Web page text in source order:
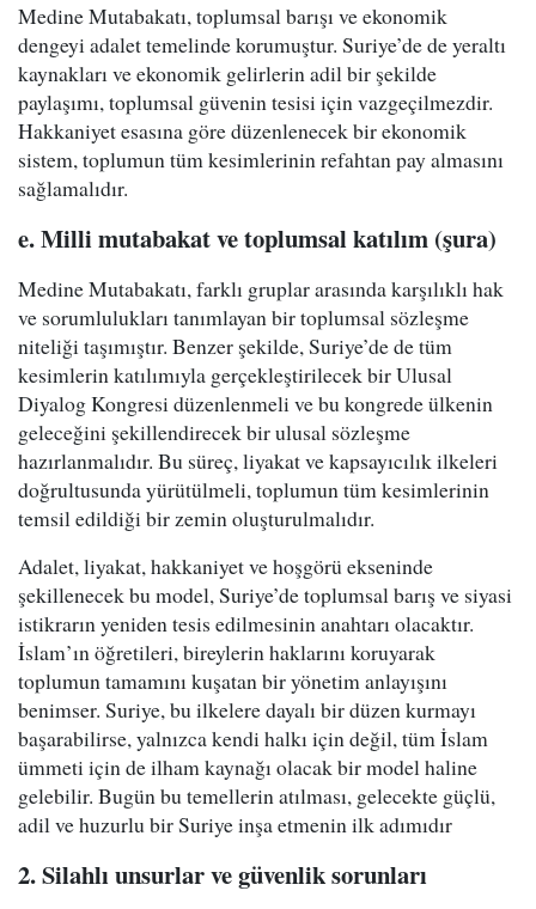
Medine Mutabakatı, toplumsal barışı ve ekonomik
dengeyi adalet temelinde korumuştur. Suriye’de de yeraltı
kaynakları ve ekonomik gelirlerin adil bir şekilde
paylaşımı, toplumsal güvenin tesisi için vazgeçilmezdir.
Hakkaniyet esasına göre düzenlenecek bir ekonomik
sistem, toplumun tüm kesimlerinin refahtan pay almasını
sağlamalıdır.
e. Milli mutabakat ve toplumsal katılım (şura)
Medine Mutabakatı, farklı gruplar arasında karşılıklı hak
ve sorumlulukları tanımlayan bir toplumsal sözleşme
niteliği taşımıştır. Benzer şekilde, Suriye’de de tüm
kesimlerin katılımıyla gerçekleştirilecek bir Ulusal
Diyalog Kongresi düzenlenmeli ve bu kongrede ülkenin
geleceğini şekillendirecek bir ulusal sözleşme
hazırlanmalıdır. Bu süreç, liyakat ve kapsayıcılık ilkeleri
doğrultusunda yürütülmeli, toplumun tüm kesimlerinin
temsil edildiği bir zemin oluşturulmalıdır.
Adalet, liyakat, hakkaniyet ve hoşgörü ekseninde
şekillenecek bu model, Suriye’de toplumsal barış ve siyasi
istikrarın yeniden tesis edilmesinin anahtarı olacaktır.
İslam’ın öğretileri, bireylerin haklarını koruyarak
toplumun tamamını kuşatan bir yönetim anlayışını
benimser. Suriye, bu ilkelere dayalı bir düzen kurmayı
başarabilirse, yalnızca kendi halkı için değil, tüm İslam
ümmeti için de ilham kaynağı olacak bir model haline
gelebilir. Bugün bu temellerin atılması, gelecekte güçlü,
adil ve huzurlu bir Suriye inşa etmenin ilk adımıdır
2. Silahlı unsurlar ve güvenlik sorunları